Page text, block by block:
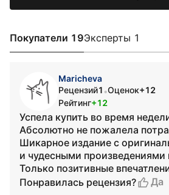
Покупатели 19Эксперты 1
Maricheva
Рецензий1 •Оценок+12
Рейтинг+12
Успела купить во время
Абсолютно не пожалела
Шикарное издание с
и чудесными произведениями
Только позитивные
Понравилась рецензия?
Да